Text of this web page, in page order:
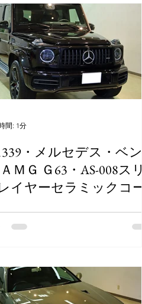
・メルセデス・ベン
ＭＧ Ｇ63・AS-008スリ
イヤーセラミックコー
間: 1分